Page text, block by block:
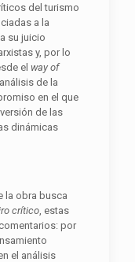
del turismo
a la
su juicio
y, por lo
el way of
de la
en el que
de las
dinámicas
la obra busca
crítico, estas
por
el análisis